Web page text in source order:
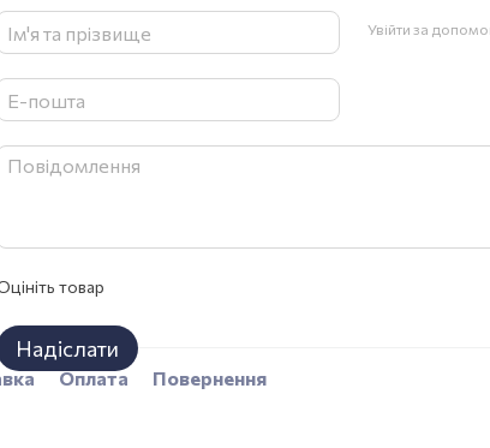
Увійти за
товар
Надіслати
Оплата Повернення